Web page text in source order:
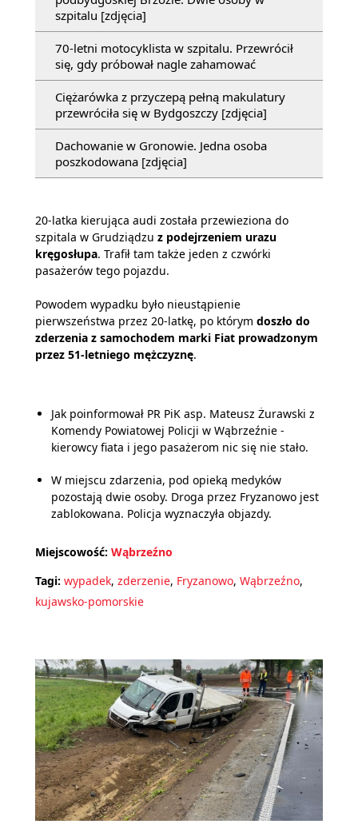
szpitalu [zdjęcia]
70-letni motocyklista w szpitalu. Przewrócił
się, gdy próbował nagle zahamować
Ciężarówka z przyczepą pełną makulatury
przewróciła się w Bydgoszczy [zdjęcia]
Dachowanie w Gronowie. Jedna osoba
poszkodowana [zdjęcia]
20-latka kierująca audi została przewieziona do
szpitala w Grudziądzu z podejrzeniem urazu
kręgosłupa. Trafił tam także jeden z czwórki
pasażerów tego pojazdu.
Powodem wypadku było nieustąpienie
pierwszeństwa przez 20-latkę, po którym doszło do
zderzenia z samochodem marki Fiat prowadzonym
przez 51-letniego mężczyznę.
Jak poinformował PR PiK asp. Mateusz Żurawski z
Komendy Powiatowej Policji w Wąbrzeźnie -
kierowcy fiata i jego pasażerom nic się nie stało.
W miejscu zdarzenia, pod opieką medyków
pozostają dwie osoby. Droga przez Fryzanowo jest
zablokowana. Policja wyznaczyła objazdy.
Miejscowość: Wąbrzeźno
Tagi: wypadek, zderzenie, Fryzanowo, Wąbrzeźno,
kujawsko-pomorskie